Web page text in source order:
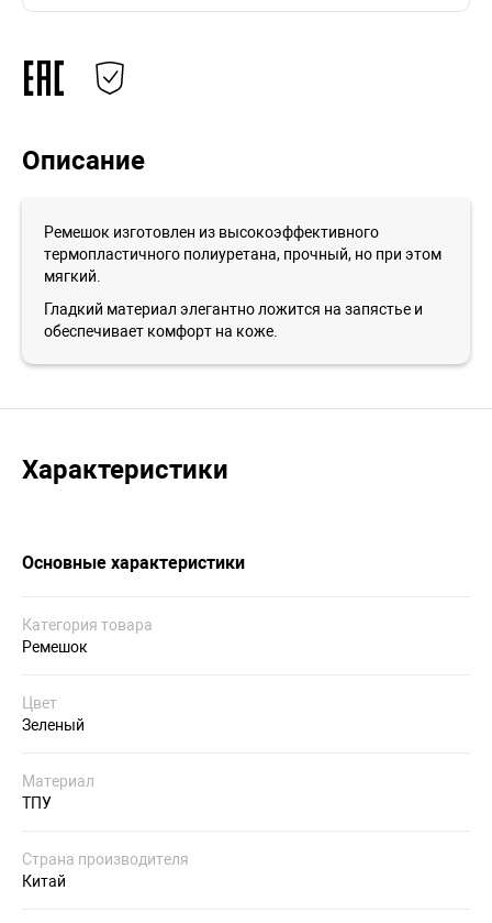
Описание
Ремешок изготовлен из высокоэффективного
термопластичного полиуретана, прочный, но при этом
мягкий.
Гладкий материал элегантно ложится на запястье и
обеспечивает комфорт на коже.
Характеристики
Основные характеристики
Категория товара
Ремешок
Цвет
Зеленый
Материал
ТПУ
Страна производителя
Китай